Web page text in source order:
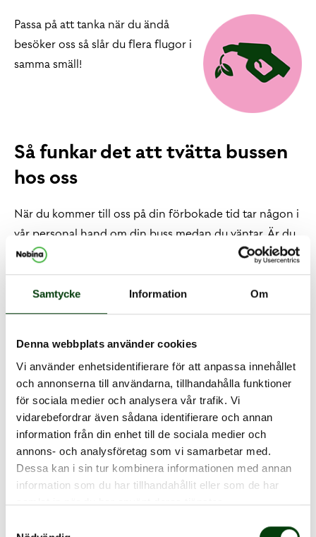
Samtycke Information Om
Denna webbplats använder cookies
Vi använder enhetsidentifierare för att anpassa innehållet
och annonserna till användarna, tillhandahålla funktioner
för sociala medier och analysera vår trafik. Vi
vidarebefordrar även sådana identifierare och annan
information från din enhet till de sociala medier och
annons- och analysföretag som vi samarbetar med.
Dessa kan i sin tur kombinera informationen med annan
information som du har tillhandahållit eller som de har
samlat in när du har använt deras tjänster.
Passa på att tanka när du ändå
besöker oss så slår du flera flugor i
samma smäll!
Så funkar det att tvätta bussen
hos oss
När du kommer till oss på din förbokade tid tar någon i
vår personal hand om din buss medan du väntar. Är du
fikasugen bjuder vi på kaffe. Sen är det bara att ge sig
av igen i en ren och fin buss. Vi fakturerar utifrån
överenskommelsen vi gjorde när du bokade.
Under dessa tider kan du köpa busstvätt: